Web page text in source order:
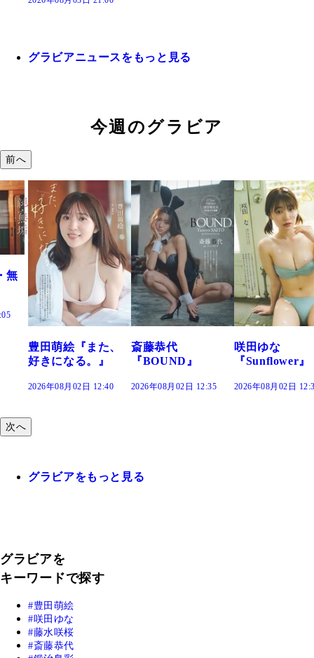
グラビアニュースをもっと見る
今週のグラビア
前へ
斎藤恭代
『BOUND』
2026年08月02日 12:35
咲田ゆな
『Sunflower』
2026年08月02日 12:30
藤水咲桜『花
だまり』
2026年08月02日
次へ
グラビアをもっと見る
グラビアを
キーワードで探す
豊田萌絵
咲田ゆな
藤水咲桜
斎藤恭代